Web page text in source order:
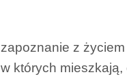
zapoznanie z
w których mieszkają,